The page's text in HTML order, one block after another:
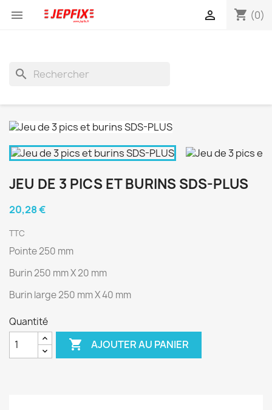
 shopping_cart (0)

search
JEU DE 3 PICS ET BURINS SDS-PLUS
20,28 €
TTC
Pointe 250 mm
Burin 250 mm X 20 mm
Burin large 250 mm X 40 mm
Quantité
 AJOUTER AU PANIER